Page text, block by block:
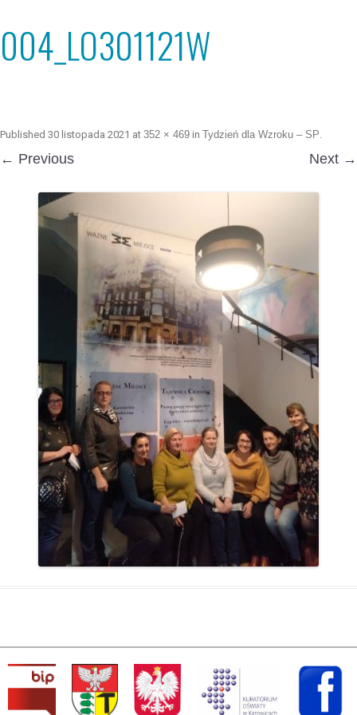
004_LO301121W
Published 30 listopada 2021 at 352 × 469 in Tydzień dla Wzroku – SP.
← Previous Next →